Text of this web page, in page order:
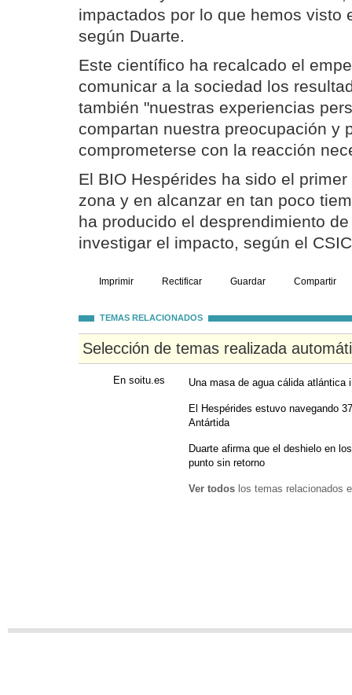
impactados por lo que hemos visto
según Duarte.
Este científico ha recalcado el
comunicar a la sociedad los
también "nuestras experiencias
compartan nuestra preocupación y
comprometerse con la reacción
El BIO Hespérides ha sido el
zona y en alcanzar en tan poco
ha producido el desprendimiento
investigar el impacto, según el
Imprimir Rectificar Guardar Compartir
TEMAS RELACIONADOS
Selección de temas realizada
En soitu.es Una masa de agua cálida atlántica
El Hespérides estuvo navegando
Antártida
Duarte afirma que el deshielo en
punto sin retorno
Ver todos los temas relacionados